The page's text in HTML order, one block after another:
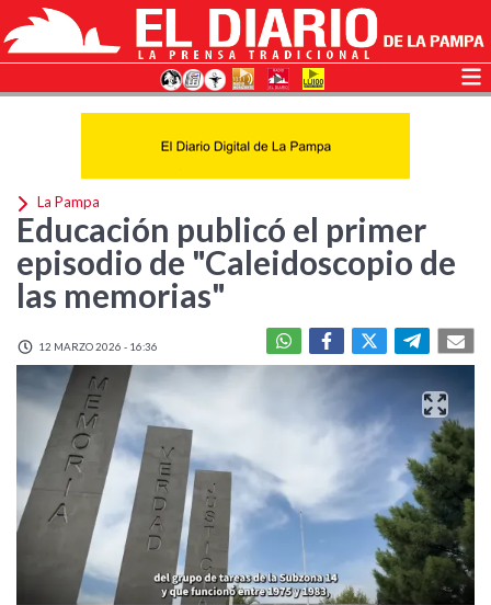
La Pampa
Educación publicó el primer
episodio de "Caleidoscopio de
las memorias"
12 MARZO 2026 - 16:36